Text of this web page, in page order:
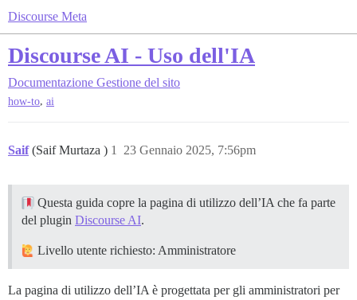
Discourse Meta
Discourse AI - Uso dell'IA
Documentazione Gestione del sito
how-to, ai
Saif (Saif Murtaza ) 23 Gennaio 2025, 7:56pm
1
Questa guida copre la pagina di utilizzo dell’IA che fa parte
del plugin Discourse AI.
Livello utente richiesto: Amministratore
La pagina di utilizzo dell’IA è progettata per gli amministratori per